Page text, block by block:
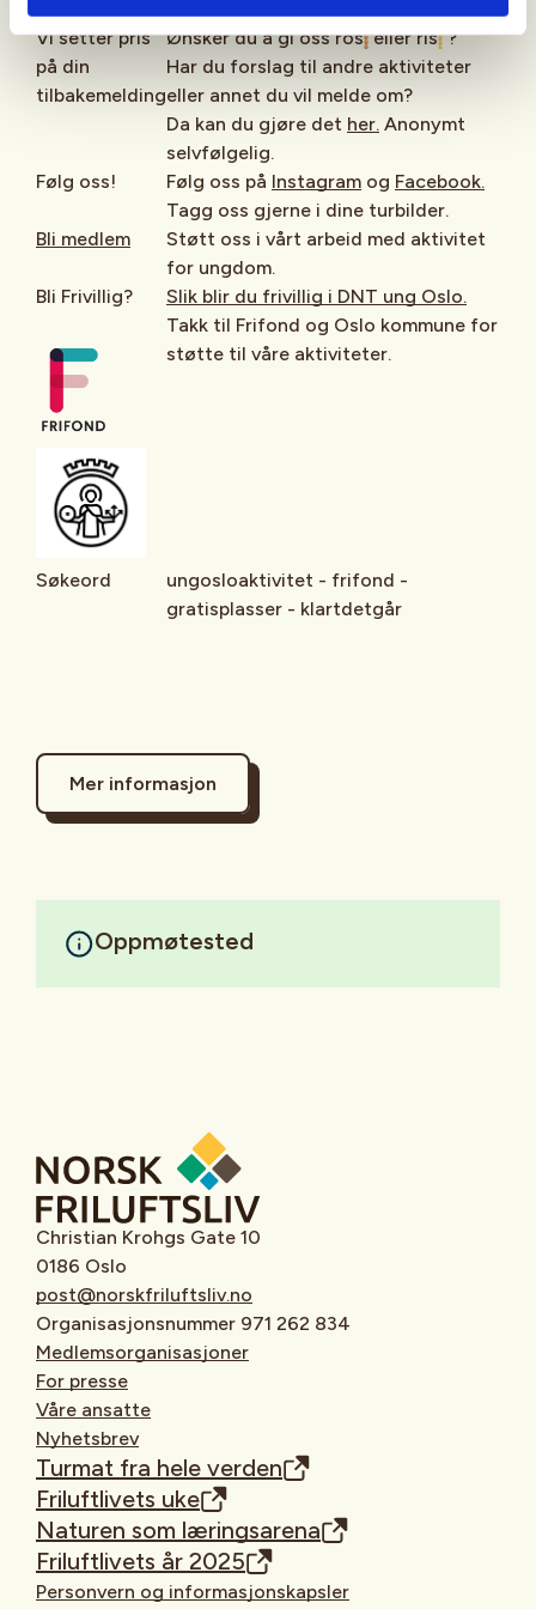
Vi setter pris
på din
tilbakemelding
Ønsker du å gi oss ros eller ris ?
Har du forslag til andre aktiviteter
eller annet du vil melde om?
Da kan du gjøre det her. Anonymt
selvfølgelig.
Følg oss!
Følg oss på Instagram og Facebook.
Tagg oss gjerne i dine turbilder.
Bli medlem
Støtt oss i vårt arbeid med aktivitet
for ungdom.
Bli Frivillig?
Slik blir du frivillig i DNT ung Oslo.
Takk til Frifond og Oslo kommune for
støtte til våre aktiviteter.
Søkeord
ungosloaktivitet - frifond -
gratisplasser - klartdetgår
Mer informasjon
Oppmøtested
Christian Krohgs Gate 10
0186 Oslo
post@norskfriluftsliv.no
Organisasjonsnummer 971 262 834
Medlemsorganisasjoner
For presse
Våre ansatte
Nyhetsbrev
Turmat fra hele verden
Friluftlivets uke
Naturen som læringsarena
Friluftlivets år 2025
Personvern og informasjonskapsler